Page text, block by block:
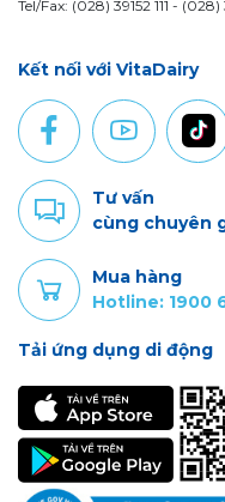
Tel/Fax: (028) 39152 111 -
Kết nối với VitaDairy
Tư vấn
cùng chuyên
Mua hàng
Hotline: 1900
Tải ứng dụng di động